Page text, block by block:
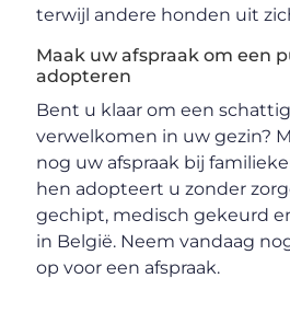
terwijl andere honden uit
Maak uw afspraak om een
adopteren
Bent u klaar om een
verwelkomen in uw gezin?
nog uw afspraak bij
hen adopteert u zonder
gechipt, medisch gekeurd
in België. Neem vandaag
op voor een afspraak.